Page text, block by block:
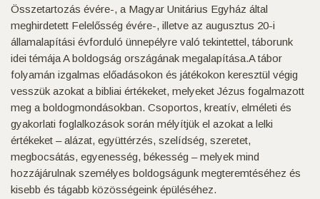
Összetartozás évére-, a Magyar Unitárius Egyház által
meghirdetett Felelősség évére-, illetve az augusztus 20-i
államalapítási évforduló ünnepélyre való tekintettel, táborunk
idei témája A boldogság országának megalapítása.A tábor
folyamán izgalmas előadásokon és játékokon keresztül végig
vesszük azokat a bibliai értékeket, melyeket Jézus fogalmazott
meg a boldogmondásokban. Csoportos, kreatív, elméleti és
gyakorlati foglalkozások során mélyítjük el azokat a lelki
értékeket – alázat, együttérzés, szelídség, szeretet,
megbocsátás, egyenesség, békesség – melyek mind
hozzájárulnak személyes boldogságunk megteremtéséhez és
kisebb és tágabb közösségeink épüléséhez.